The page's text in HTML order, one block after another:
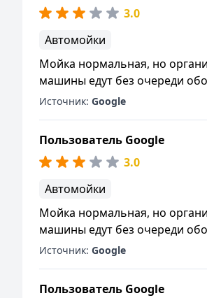
3.0
Автомойки
Мойка нормальная, но
машины едут без очереди
Источник: Google
Пользователь Google
3.0
Автомойки
Мойка нормальная, но
машины едут без очереди
Источник: Google
Пользователь Google